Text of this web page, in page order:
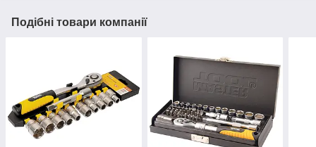
Подібні товари компанії